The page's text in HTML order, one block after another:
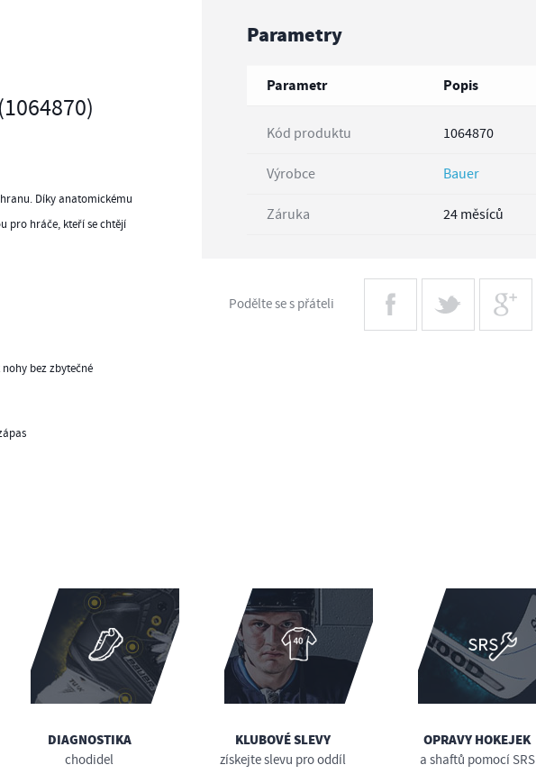
Díky anatomickému
pro hráče, kteří se chtějí
bez zbytečné
Parametry
Parametr Popis
Kód produktu 1064870
Výrobce Bauer
Záruka 24 měsíců
Podělte se s přáteli
DIAGNOSTIKA
chodidel
KLUBOVÉ SLEVY
získejte slevu pro oddíl
OPRAVY HOKEJEK
a shaftů pomocí SRS